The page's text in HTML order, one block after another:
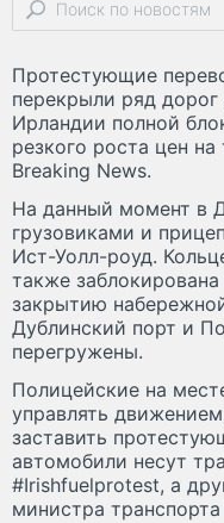
Протестующие
перекрыли ряд
Ирландии полной
резкого роста цен
Breaking News.
На данный момент в
грузовиками и
Ист-Уолл-роуд.
также
закрытию
Дублинский порт и
перегружены.
Полицейские на
управлять
заставить
автомобили несут
#Irishfuelprotest, а
министра